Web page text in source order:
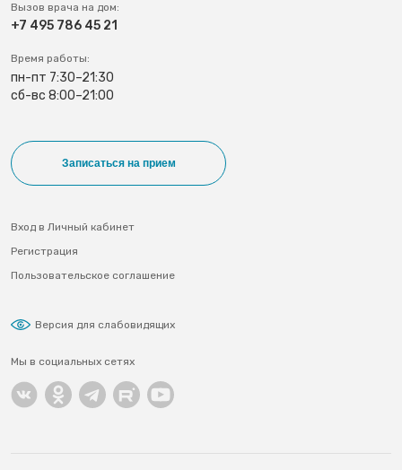
Вызов врача на дом:
+7 495 786 45 21
Время работы:
пн-пт 7:30–21:30
сб-вс 8:00–21:00
Записаться на прием
Вход в Личный кабинет
Регистрация
Пользовательское соглашение
Версия для слабовидящих
Мы в социальных сетях